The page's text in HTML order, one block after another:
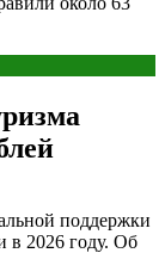
поддержки
в 2026 году. Об